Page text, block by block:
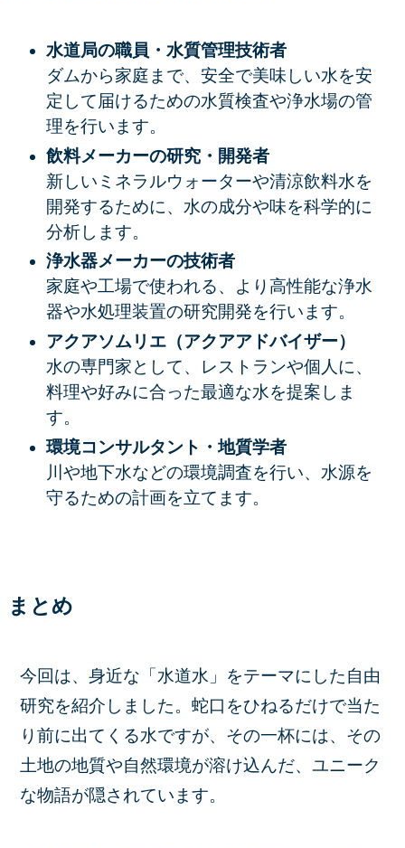
水道局の職員・水質管理技術者
ダムから家庭まで、安全で美味しい水を安
定して届けるための水質検査や浄水場の管
理を行います。
飲料メーカーの研究・開発者
新しいミネラルウォーターや清涼飲料水を
開発するために、水の成分や味を科学的に
分析します。
浄水器メーカーの技術者
家庭や工場で使われる、より高性能な浄水
器や水処理装置の研究開発を行います。
アクアソムリエ（アクアアドバイザー）
水の専門家として、レストランや個人に、
料理や好みに合った最適な水を提案しま
す。
環境コンサルタント・地質学者
川や地下水などの環境調査を行い、水源を
守るための計画を立てます。
まとめ
今回は、身近な「水道水」をテーマにした自由
研究を紹介しました。蛇口をひねるだけで当た
り前に出てくる水ですが、その一杯には、その
土地の地質や自然環境が溶け込んだ、ユニーク
な物語が隠されています。